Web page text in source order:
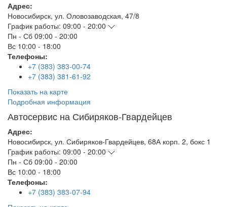
Адрес:
Новосибирск, ул. Оловозаводская, 47/8
График работы: 09:00 - 20:00
Пн - Сб 09:00 - 20:00
Вс 10:00 - 18:00
Телефоны:
+7 (383) 383-00-74
+7 (383) 381-61-92
Показать на карте
Подробная информация
Автосервис на Сибиряков-Гвардейцев
Адрес:
Новосибирск, ул. Сибиряков-Гвардейцев, 68А корп. 2, бокс 1
График работы: 09:00 - 20:00
Пн - Сб 09:00 - 20:00
Вс 10:00 - 18:00
Телефоны:
+7 (383) 383-07-94